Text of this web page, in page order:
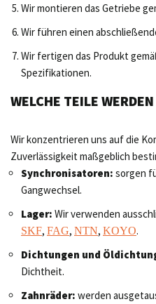
Wir montieren das Getriebe
Wir führen einen
Wir fertigen das Produkt
Spezifikationen.
WELCHE TEILE
Wir konzentrieren uns auf die
Zuverlässigkeit maßgeblich
Synchronisatoren: sorgen
Gangwechsel.
Lager: Wir verwenden
SKF, FAG, NTN, KOYO.
Dichtungen und
Dichtheit.
Zahnräder: werden